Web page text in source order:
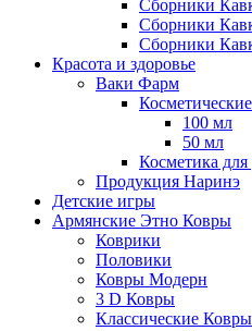
Сборники
Сборники
Сборники
Красота и здоровье
Ваки Фарм
100 мл
50 мл
Косметика для
Продукция Наринэ
Детские игры
Армянские Этно Ковры
Коврики
Половики
Ковры Модерн
3 D Ковры
Классические Ковры